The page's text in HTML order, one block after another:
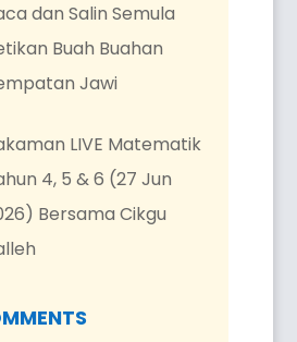
dan Salin Semula
Buah Buahan
Jawi
LIVE Matematik
4, 5 & 6 (27 Jun
Bersama Cikgu